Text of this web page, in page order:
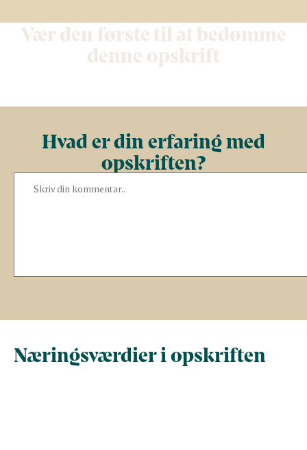
Vær den første til at bedømme
denne opskrift
Hvad er din erfaring med
opskriften?
Næringsværdier i opskriften